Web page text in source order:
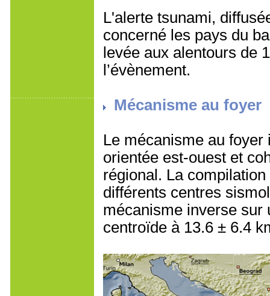
L'alerte tsunami,
concerné les pays du
levée aux alentours de
l’évènement.
Mécanisme au foyer
Le mécanisme au
orientée est-ouest et
régional. La
différents centres
mécanisme inverse sur
centroïde à 13.6 ± 6.4